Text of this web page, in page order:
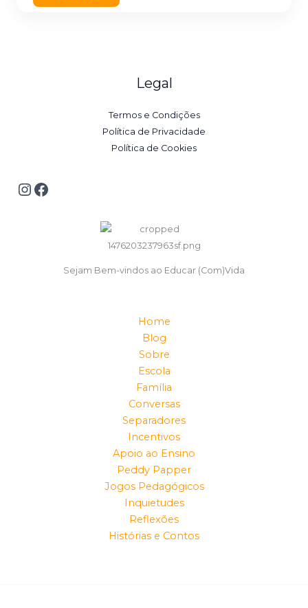
Legal
Termos e Condições
Política de Privacidade
Política de Cookies
Sejam Bem-vindos ao Educar (Com)Vida
Home
Blog
Sobre
Escola
Família
Conversas
Separadores
Incentivos
Apoio ao Ensino
Peddy Papper
Jogos Pedagógicos
Inquietudes
Reflexões
Histórias e Contos